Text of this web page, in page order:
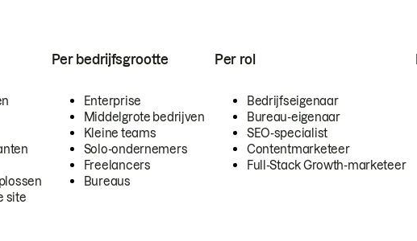
site
Per bedrijfsgrootte
Enterprise
Middelgrote bedrijven
Kleine teams
Solo-ondernemers
Freelancers
Bureaus
Per rol
Bedrijfseigenaar
Bureau-eigenaar
SEO-specialist
Contentmarketeer
Full-Stack Growth-marketeer